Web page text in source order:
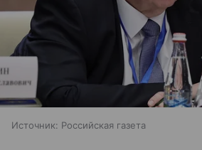
Источник: Российская газета